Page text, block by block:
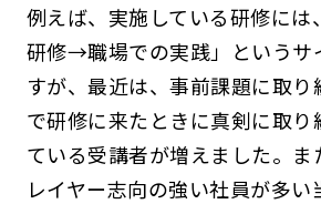
例えば、実施している研修に
研修→職場での実践」というサ
すが、最近は、事前課題に取り
で研修に来たときに真剣に取り
ている受講者が増えました。ま
レイヤー志向の強い社員が多い